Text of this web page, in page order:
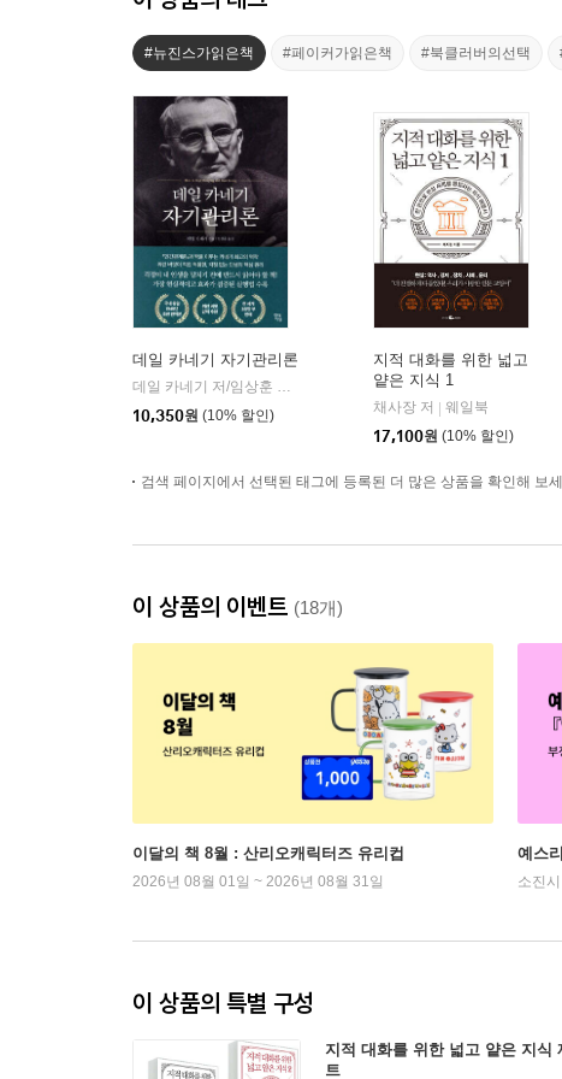
#뉴진스가읽은책 #페이커가읽은책 #북클러버의선택
데일 카네기 자기관리론
데일 카네기 저/임상훈 역
10,350원 (10% 할인)
지적 대화를 위한 넓고
얕은 지식 1
채사장 저
웨일북
17,100원 (10% 할인)
검색 페이지에서 선택된 태그에 등록된 더 많은 상품을 확인해 보
이 상품의 이벤트 (18개)
이달의 책 8월 : 산리오캐릭터즈 유리컵
2026년 08월 01일 ~ 2026년 08월 31일
예스
소진시
이 상품의 특별 구성
지적 대화를 위한 넓고 얕은 지식
트